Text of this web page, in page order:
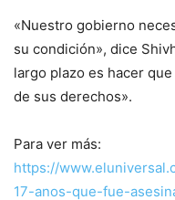
«Nuestro gobierno
su condición», dice
largo plazo es hacer
de sus derechos».
Para ver más:
https://
17-anos-que-fue-